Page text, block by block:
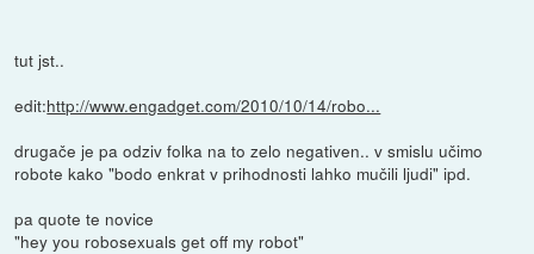
tut jst..
edit:http://www.engadget.com/2010/10/14/robo...
drugače je pa odziv folka na to zelo negativen.. v smislu učimo
robote kako "bodo enkrat v prihodnosti lahko mučili ljudi" ipd.
pa quote te novice
"hey you robosexuals get off my robot"